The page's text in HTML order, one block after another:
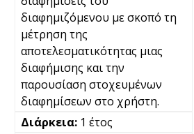
διαφημιζόμενου με σκοπό τη
μέτρηση της
αποτελεσματικότητας μιας
διαφήμισης και την
παρουσίαση στοχευμένων
διαφημίσεων στο χρήστη.
1 έτος